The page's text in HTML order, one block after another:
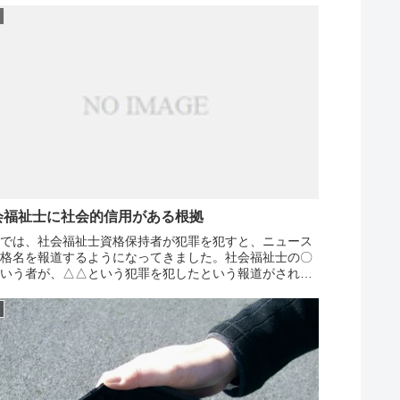
福祉士に社会的信用がある根拠
は、社会福祉士資格保持者が犯罪を犯すと、ニュース
名を報道するようになってきました。社会福祉士の〇
う者が、△△という犯罪を犯したという報道がされて
会的信用は非常に大切...